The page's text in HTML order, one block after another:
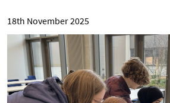
18th November 2025